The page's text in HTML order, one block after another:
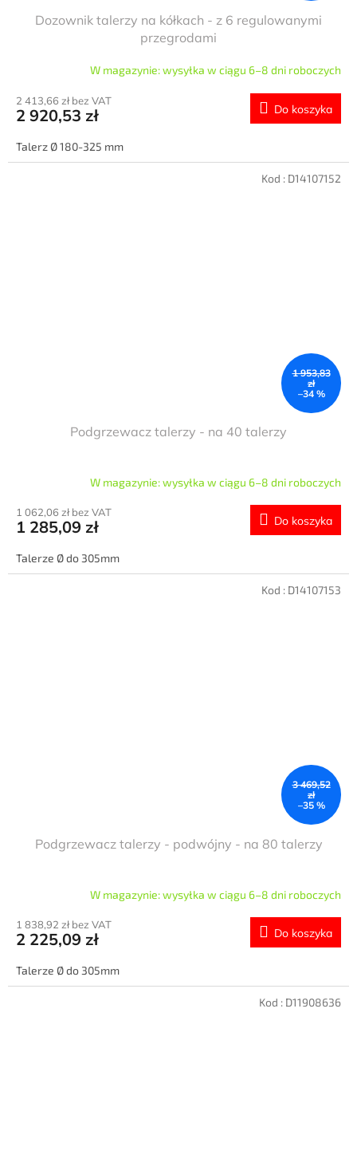
Dozownik talerzy na kółkach - z 6 regulowanymi
przegrodami
W magazynie: wysyłka w ciągu 6–8 dni roboczych
2 413,66 zł bez VAT
2 920,53 zł Do koszyka
Talerz Ø 180-325 mm
1 953,83
zł
–34 %
Podgrzewacz talerzy - na 40 talerzy
W magazynie: wysyłka w ciągu 6–8 dni roboczych
1 062,06 zł bez VAT
1 285,09 zł Do koszyka
Talerze Ø do 305mm
Kod : D14107152
3 469,52
zł
–35 %
Podgrzewacz talerzy - podwójny - na 80 talerzy
W magazynie: wysyłka w ciągu 6–8 dni roboczych
1 838,92 zł bez VAT
2 225,09 zł Do koszyka
Talerze Ø do 305mm
Kod : D14107153
Kod : D11908636